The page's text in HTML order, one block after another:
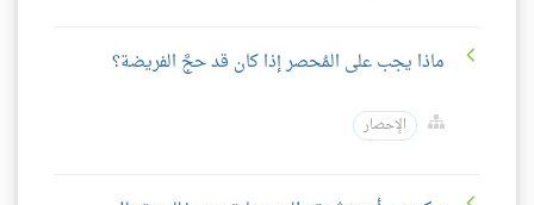
ماذا يجب على المُحصر إذا كان قد حجَّ الفريضة؟
الإحصار